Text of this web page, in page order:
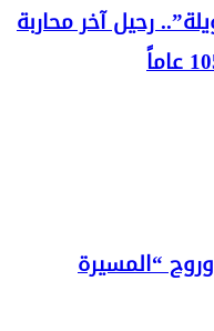
رحيل آخر محاربة
“المسيرة